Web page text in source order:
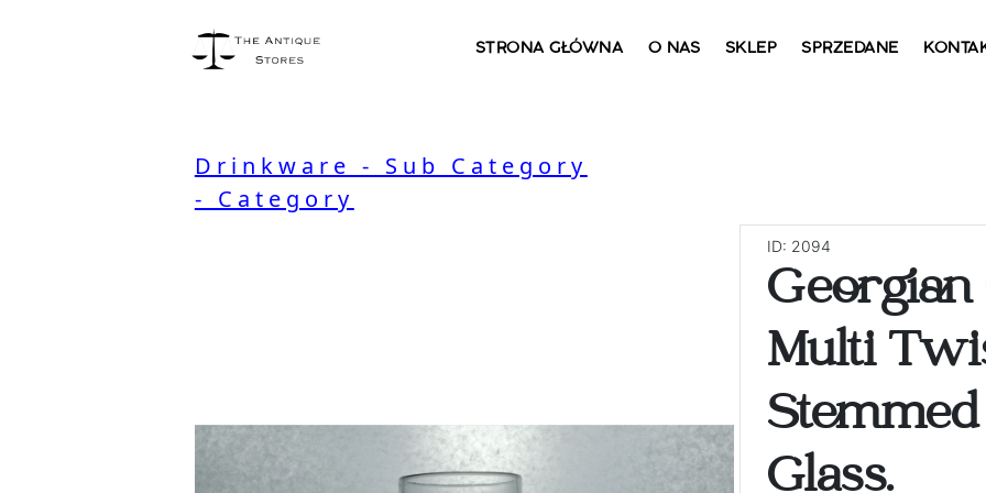
STRONA GŁÓWNA O NAS SKLEP SPRZEDANE
Drinkware - Sub Category
- Category
ID: 2094
Multi
Glass.